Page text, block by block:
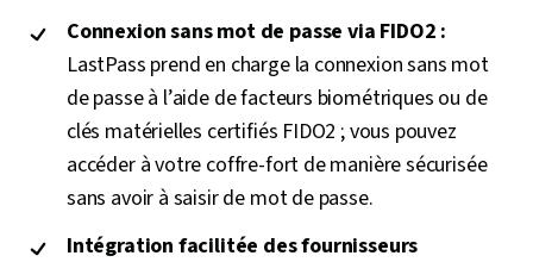
Connexion sans mot de passe via FIDO2 :
LastPass prend en charge la connexion sans mot
de passe à l’aide de facteurs biométriques ou de
clés matérielles certifiés FIDO2 ; vous pouvez
accéder à votre coffre-fort de manière sécurisée
sans avoir à saisir de mot de passe.
Intégration facilitée des fournisseurs